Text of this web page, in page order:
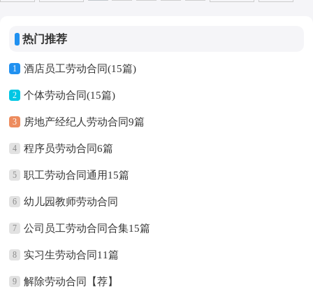
热门推荐
1 酒店员工劳动合同(15篇)
2 个体劳动合同(15篇)
3 房地产经纪人劳动合同9篇
4 程序员劳动合同6篇
5 职工劳动合同通用15篇
6 幼儿园教师劳动合同
7 公司员工劳动合同合集15篇
8 实习生劳动合同11篇
9 解除劳动合同【荐】